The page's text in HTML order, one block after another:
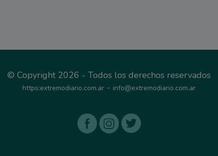
© Copyright 2026 - Todos los derechos reservados
https:extremodiario.com.ar - info@extremodiario.com.ar